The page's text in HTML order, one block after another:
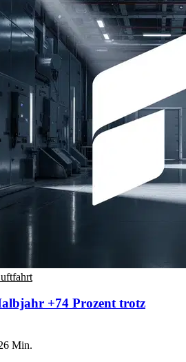
+74 Prozent trotz
Min.